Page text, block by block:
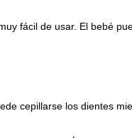
fácil de usar. El bebé
cepillarse los dientes